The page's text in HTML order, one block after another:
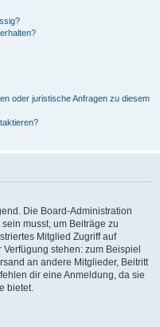
oder juristische Anfragen zu diesem
Die Board-Administration
musst, um Beiträge zu
Mitglied Zugriff auf
stehen: zum Beispiel
an andere Mitglieder, Beitritt
dir eine Anmeldung, da sie
bietet.